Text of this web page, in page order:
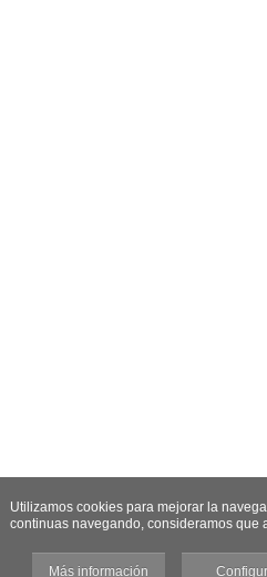
Utilizamos cookies para mejorar la
continuas navegando, consideramos que
Más información